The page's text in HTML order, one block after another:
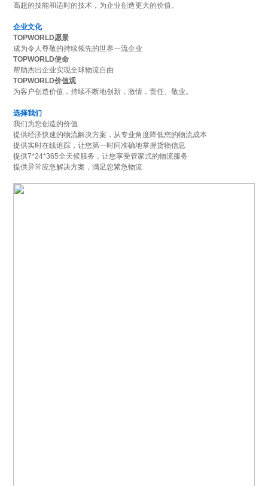
高超的技能和适时的技术，为企业创造更大的价值。
企业文化
TOPWORLD愿景
成为令人尊敬的持续领先的世界一流企业
TOPWORLD使命
帮助杰出企业实现全球物流自由
TOPWORLD价值观
为客户创造价值，持续不断地创新，激情，责任、敬业。
选择我们
我们为您创造的价值
提供经济快速的物流解决方案，从专业角度降低您的物流成本
提供实时在线追踪，让您第一时间准确地掌握货物信息
提供7*24*365全天候服务，让您享受管家式的物流服务
提供异常应急解决方案，满足您紧急物流